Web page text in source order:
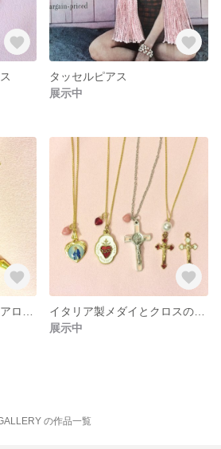
タッセルピアス
展示中
展示中
の作品一覧